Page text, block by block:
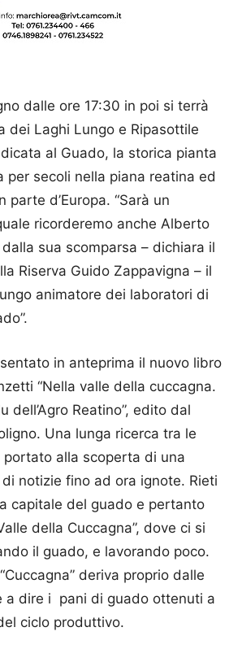
dalle ore 17:30 in poi si terrà
dei Laghi Lungo e Ripasottile
al Guado, la storica pianta
per secoli nella piana reatina ed
parte d’Europa. “Sarà un
ricorderemo anche Alberto
sua scomparsa – dichiara il
Riserva Guido Zappavigna – il
animatore dei laboratori di
in anteprima il nuovo libro
“Nella valle della cuccagna.
dell’Agro Reatino”, edito dal
Una lunga ricerca tra le
alla scoperta di una
notizie fino ad ora ignote. Rieti
capitale del guado e pertanto
della Cuccagna”, dove ci si
il guado, e lavorando poco.
deriva proprio dalle
a dire i pani di guado ottenuti a
ciclo produttivo.